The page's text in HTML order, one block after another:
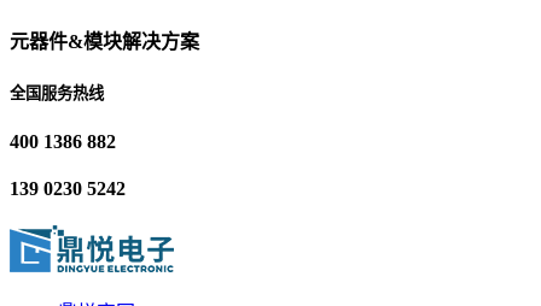
元器件&模块解决方案
全国服务热线
400 1386 882
139 0230 5242